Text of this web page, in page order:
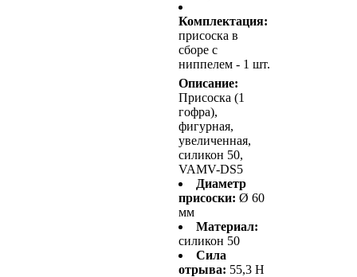
Комплектация:
присоска в
сборе с
ниппелем - 1 шт.
Описание:
Присоска (1
гофра),
фигурная,
увеличенная,
силикон 50,
VAMV-DS5
Диаметр
присоски: Ø 60
мм
Материал:
силикон 50
Сила
отрыва: 55,3 Н